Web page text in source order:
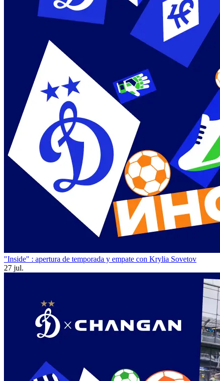
"Inside" : apertura de temporada y empate con Krylia Sovetov
27 jul.